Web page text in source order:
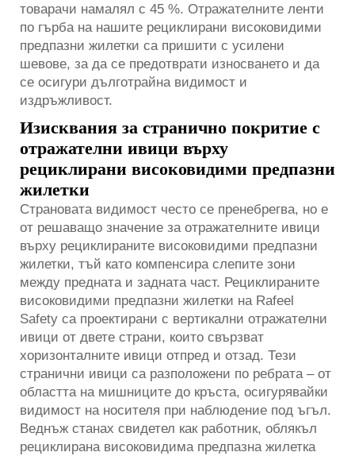
товарачи намалял с 45 %. Отражателните ленти
по гърба на нашите рециклирани високовидими
предпазни жилетки са пришити с усилени
шевове, за да се предотврати износването и да
се осигури дълготрайна видимост и
издръжливост.
Изисквания за странично покритие с
отражателни ивици върху
рециклирани високовидими предпазни
жилетки
Страновата видимост често се пренебрегва, но е
от решаващо значение за отражателните ивици
върху рециклираните високовидими предпазни
жилетки, тъй като компенсира слепите зони
между предната и задната част. Рециклираните
високовидими предпазни жилетки на Rafeel
Safety са проектирани с вертикални отражателни
ивици от двете страни, които свързват
хоризонталните ивици отпред и отзад. Тези
странични ивици са разположени по ребрата – от
областта на мишниците до кръста, осигурявайки
видимост на носителя при наблюдение под ъгъл.
Веднъж станах свидетел как работник, облякъл
рециклирана високовидима предпазна жилетка